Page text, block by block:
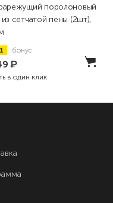
поролоновый
из сетчатой пены (2шт),
бонус
₽
в один клик